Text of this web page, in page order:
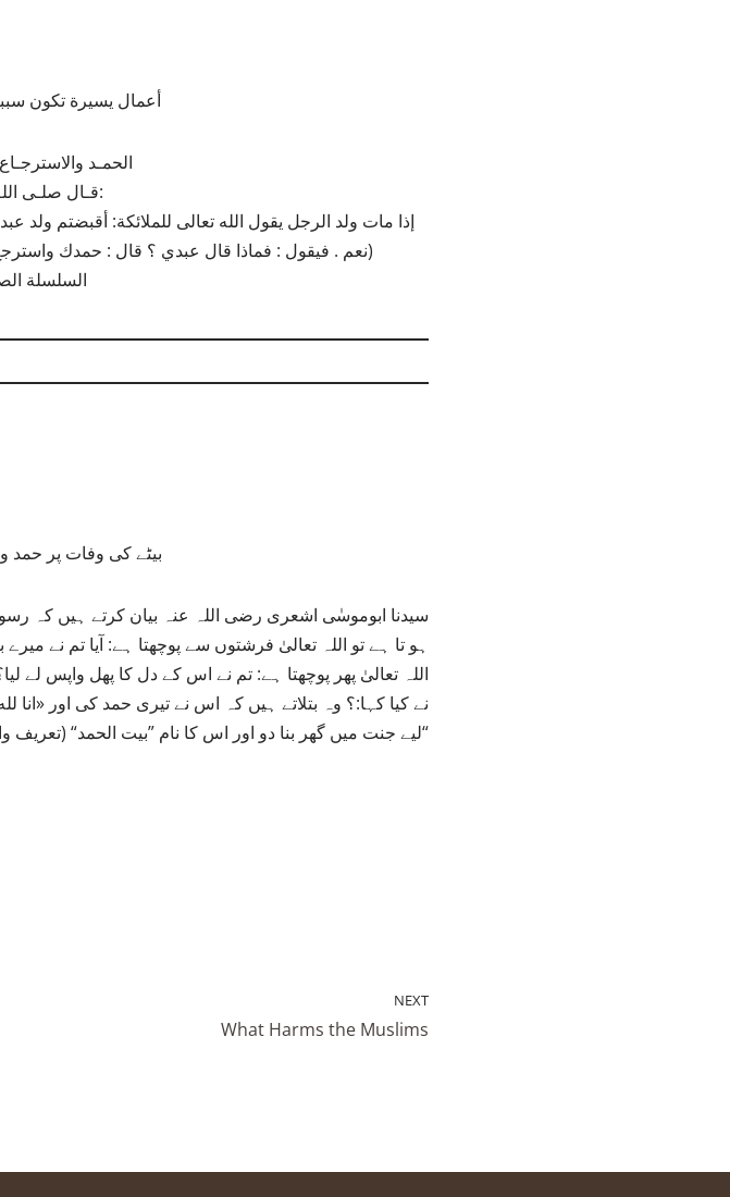
أعمال يسيرة تكون
8 الحمـد
قـال صلـى اللـه عليـه وسلـم:
إذا مات ولد الرجل يقول الله تعالى للملائكة: أقبضتم
نعم . فيقول : فماذا قال عبدي ؟ قال : حمدك واسترجع . فيقول : ابنوا لعبدي بيتاً في الجنة وسمّوه بيت الحمد)
السلسلة
بیٹے کی وفات پر حمد
سیدنا ابوموسٰی اشعری رضی اللہ عنہ بیان کرتے ہیں کہ
ہو تا ہے تو اللہ تعالیٰ فرشتوں سے پوچھتا ہے: آیا تم نے
اللہ تعالیٰ پھر پوچھتا ہے: تم نے اس کے دل کا پھل واپس لے
نے کیا کہا:؟ وہ بتلاتے ہیں کہ اس نے تیری حمد کی اور «انا
لیے جنت میں گھر بنا دو اور اس کا نام ”بیت الحمد“ (تعریف والا گھر) رکھو۔“
NEXT
What Harms the Muslims